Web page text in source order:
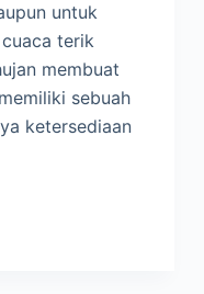
untuk
terik
membuat
sebuah
ketersediaan